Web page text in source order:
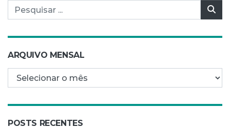
Pesquisar por:
ARQUIVO MENSAL
Arquivo mensal
POSTS RECENTES